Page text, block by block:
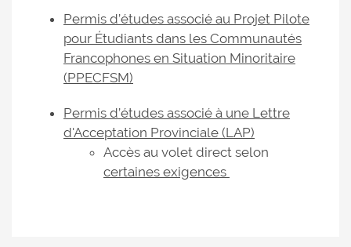
Permis d’études associé au Projet Pilote
pour Étudiants dans les Communautés
Francophones en Situation Minoritaire
(PPECFSM)
Permis d’études associé à une Lettre
d'Acceptation Provinciale (LAP)
Accès au volet direct selon
certaines exigences